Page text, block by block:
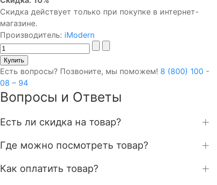
Скидка действует только при покупке в интернет-
магазине.
Производитель: iModern
Есть вопросы? Позвоните, мы поможем! 8 (800) 100 -
08 – 94
Вопросы и Ответы
Есть ли скидка на товар?
Где можно посмотреть товар?
Как оплатить товар?